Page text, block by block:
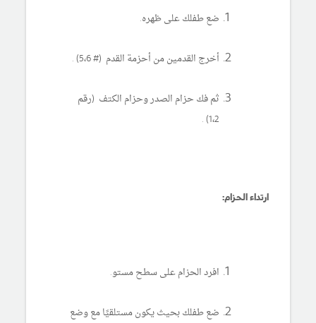
ضع طفلك على ظهره.
أخرج القدمين من أحزمة القدم (# 5،6) .
ثم فك حزام الصدر وحزام الكتف (رقم
1،2) .
ارتداء الحزام:
افرد الحزام على سطح مستو.
ضع طفلك بحيث يكون مستلقيًا مع وضع